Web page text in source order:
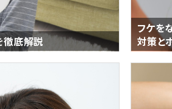
徹底解説
フケを
対策と